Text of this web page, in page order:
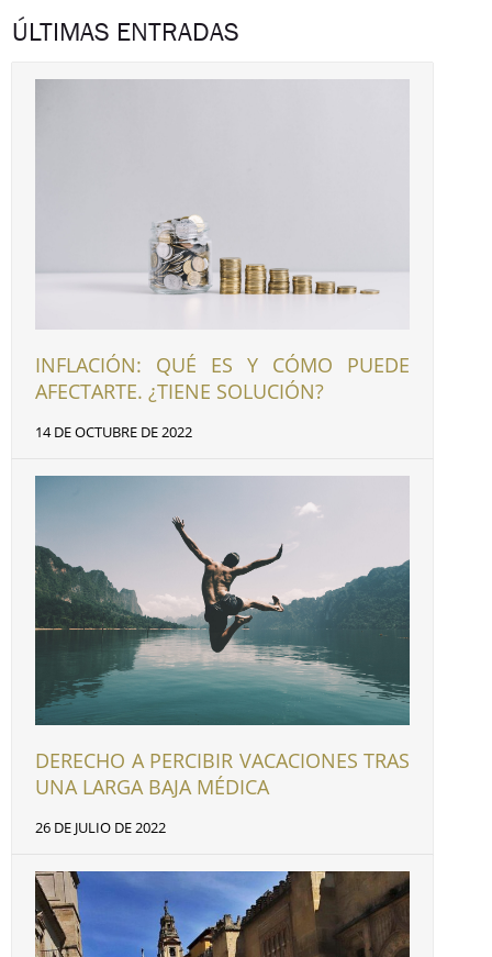
ÚLTIMAS ENTRADAS
INFLACIÓN: QUÉ ES Y CÓMO PUEDE
AFECTARTE. ¿TIENE SOLUCIÓN?
14 DE OCTUBRE DE 2022
DERECHO A PERCIBIR VACACIONES TRAS
UNA LARGA BAJA MÉDICA
26 DE JULIO DE 2022